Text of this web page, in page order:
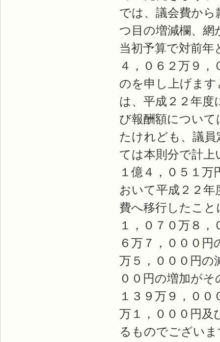
では、議会費か
つ目の増減欄、
当初予算で対前
４，０６２万９
のを申し上げます
は、平成２２年度
び報酬額につい
たけれども、議
ては本則分で計
１億４，０５１
おいて平成２２
費へ移行したこ
１，０７０万８
６万７，０００
万５，０００円の
００円の増加が
１３９万９，０
万１，０００円及
るものでござい